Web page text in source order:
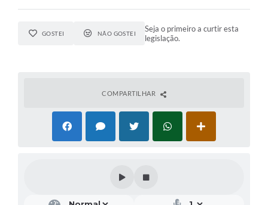
GOSTEI NÃO GOSTEI
Seja o primeiro a curtir esta
legislação.
COMPARTILHAR